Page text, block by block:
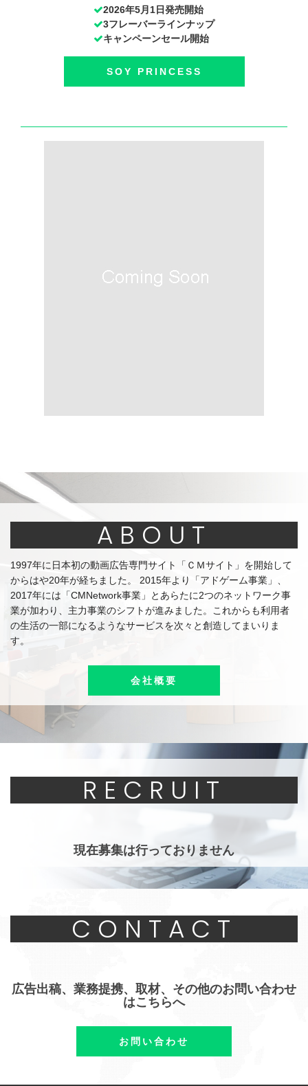
2026年5月1日発売開始
3フレーバーラインナップ
キャンペーンセール開始
SOY PRINCESS
ABOUT
1997年に日本初の動画広告専門サイト「ＣＭサイト」を開始して
からはや20年が経ちました。 2015年より「アドゲーム事業」、
2017年には「CMNetwork事業」とあらたに2つのネットワーク事
業が加わり、主力事業のシフトが進みました。これからも利用者
の生活の一部になるようなサービスを次々と創造してまいりま
す。
会社概要
RECRUIT
現在募集は行っておりません
CONTACT
広告出稿、業務提携、取材、その他のお問い合わせ
はこちらへ
お問い合わせ